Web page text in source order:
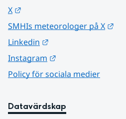
X
SMHIs meteorologer på X
Linkedin
Instagram
Policy för sociala medier
Datavärdskap